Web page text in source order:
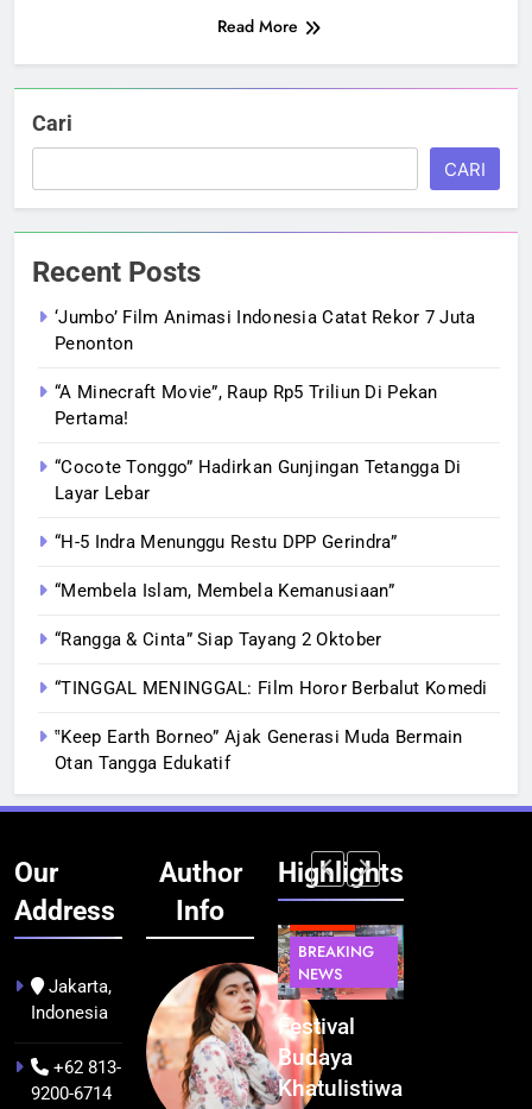
Read More
Cari
CARI
Recent Posts
‘Jumbo’ Film Animasi Indonesia Catat Rekor 7 Juta
Penonton
“A Minecraft Movie”, Raup Rp5 Triliun Di Pekan
Pertama!
“Cocote Tonggo” Hadirkan Gunjingan Tetangga Di
Layar Lebar
“H-5 Indra Menunggu Restu DPP Gerindra”
“Membela Islam, Membela Kemanusiaan”
“Rangga & Cinta” Siap Tayang 2 Oktober
“TINGGAL MENINGGAL: Film Horor Berbalut Komedi
‟Keep Earth Borneo” Ajak Generasi Muda Bermain
Otan Tangga Edukatif
Our
Address
Jakarta,
Indonesia
+62 813-
9200-6714
Author
Info
Highlights
BERITA
NEWS
Kualitas
Pramuwisata
Dukung
INFRASTRUKTUR
TEKNOLOGI
Indonesia
Resmi
Bangun AI
BREAKING
NEWS
Festival
Budaya
Khatulistiwa